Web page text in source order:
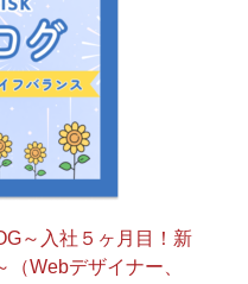
～入社５ヶ月目！新
Webデザイナー、